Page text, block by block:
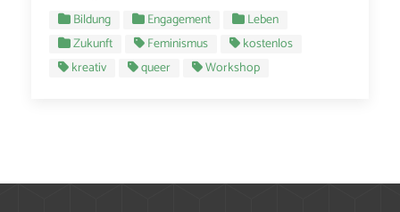
Bildung Engagement
Leben
Zukunft
Feminismus
kostenlos
kreativ
queer Workshop